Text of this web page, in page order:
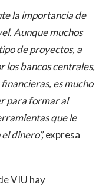
la importancia de
Aunque muchos
de proyectos, a
los bancos centrales,
es mucho
para formar al
que le
dinero”,expresa
VIU hay